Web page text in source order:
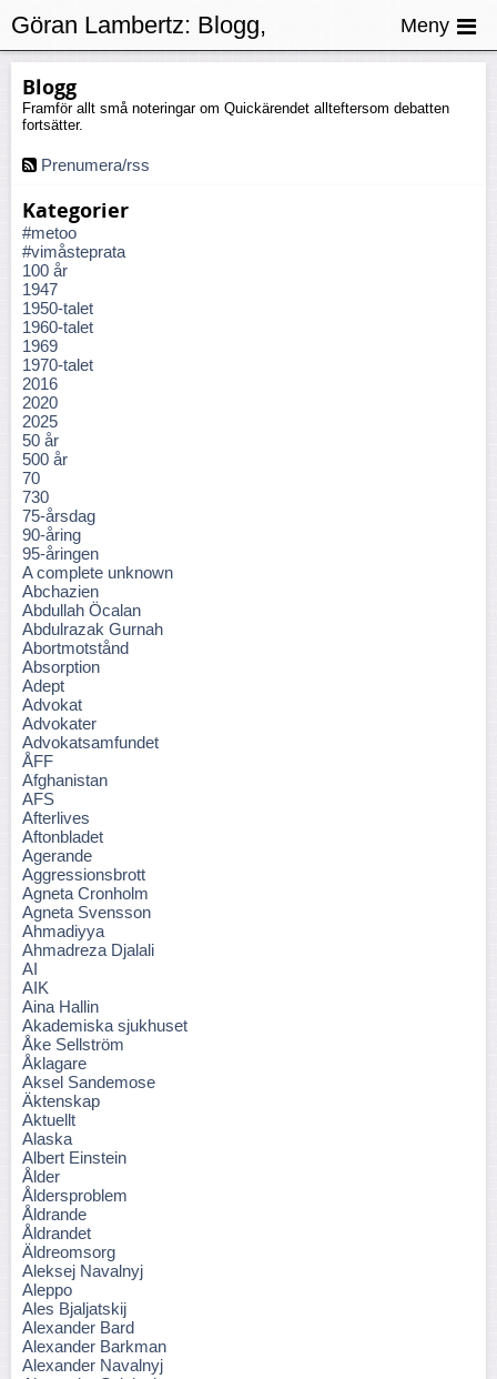
Blogg
Framför allt små noteringar om Quickärendet allteftersom debatten
fortsätter.
Prenumera/rss
Kategorier
#metoo
#vimåsteprata
100 år
1947
1950-talet
1960-talet
1969
1970-talet
2016
2020
2025
50 år
500 år
70
730
75-årsdag
90-åring
95-åringen
A complete unknown
Abchazien
Abdullah Öcalan
Abdulrazak Gurnah
Abortmotstånd
Absorption
Adept
Advokat
Advokater
Advokatsamfundet
ÅFF
Afghanistan
AFS
Afterlives
Aftonbladet
Agerande
Aggressionsbrott
Agneta Cronholm
Agneta Svensson
Ahmadiyya
Ahmadreza Djalali
AI
AIK
Aina Hallin
Akademiska sjukhuset
Åke Sellström
Åklagare
Aksel Sandemose
Äktenskap
Aktuellt
Alaska
Albert Einstein
Ålder
Åldersproblem
Åldrande
Åldrandet
Äldreomsorg
Aleksej Navalnyj
Aleppo
Ales Bjaljatskij
Alexander Bard
Alexander Barkman
Alexander Navalnyj
Göran Lambertz: Blogg,
Dreyfusaffären
Meny